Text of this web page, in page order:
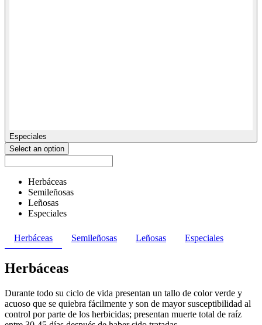
Especiales
Select an option
Herbáceas
Semileñosas
Leñosas
Especiales
Herbáceas Semileñosas Leñosas Especiales
Herbáceas
Durante todo su ciclo de vida presentan un tallo de color verde y
acuoso que se quiebra fácilmente y son de mayor susceptibilidad al
control por parte de los herbicidas; presentan muerte total de raíz